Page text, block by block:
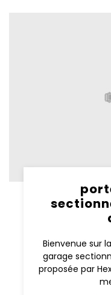
Bienvenue sur
garage
proposée par